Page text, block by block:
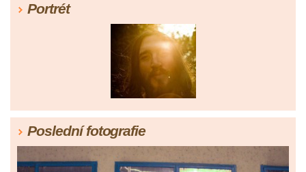
Portrét
Poslední fotografie